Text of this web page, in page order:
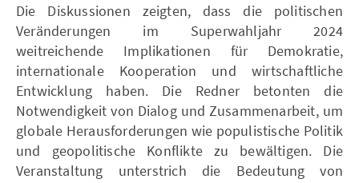
Die Diskussionen zeigten, dass die politischen
Veränderungen im Superwahljahr 2024
weitreichende Implikationen für Demokratie,
internationale Kooperation und wirtschaftliche
Entwicklung haben. Die Redner betonten die
Notwendigkeit von Dialog und Zusammenarbeit, um
globale Herausforderungen wie populistische Politik
und geopolitische Konflikte zu bewältigen. Die
Veranstaltung unterstrich die Bedeutung von